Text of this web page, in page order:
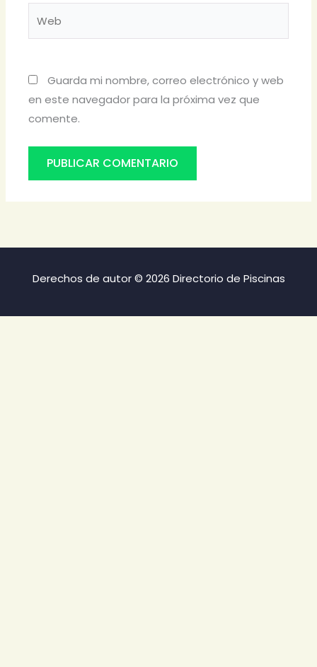
Guarda mi nombre, correo electrónico y web
en este navegador para la próxima vez que
comente.
Derechos de autor © 2026 Directorio de Piscinas